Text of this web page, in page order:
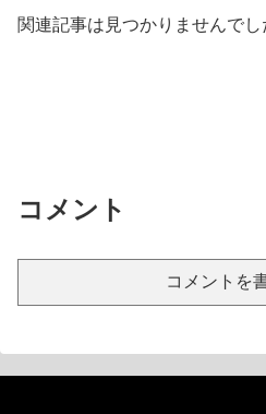
関連記事は見つかりませんでし
コメント
コメントを